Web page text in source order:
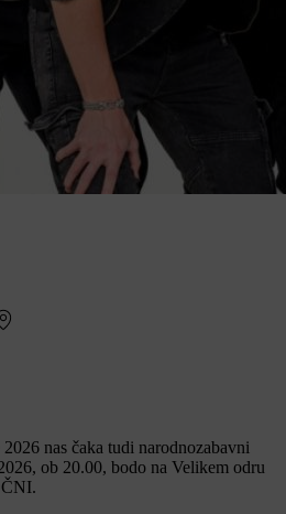
nas čaka tudi narodnozabavni
ob 20.00, bodo na Velikem odru